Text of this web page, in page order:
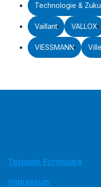
Technologie &
Vaillant VALLOX
VIESSMANN
Testseite Formulare
Impressum